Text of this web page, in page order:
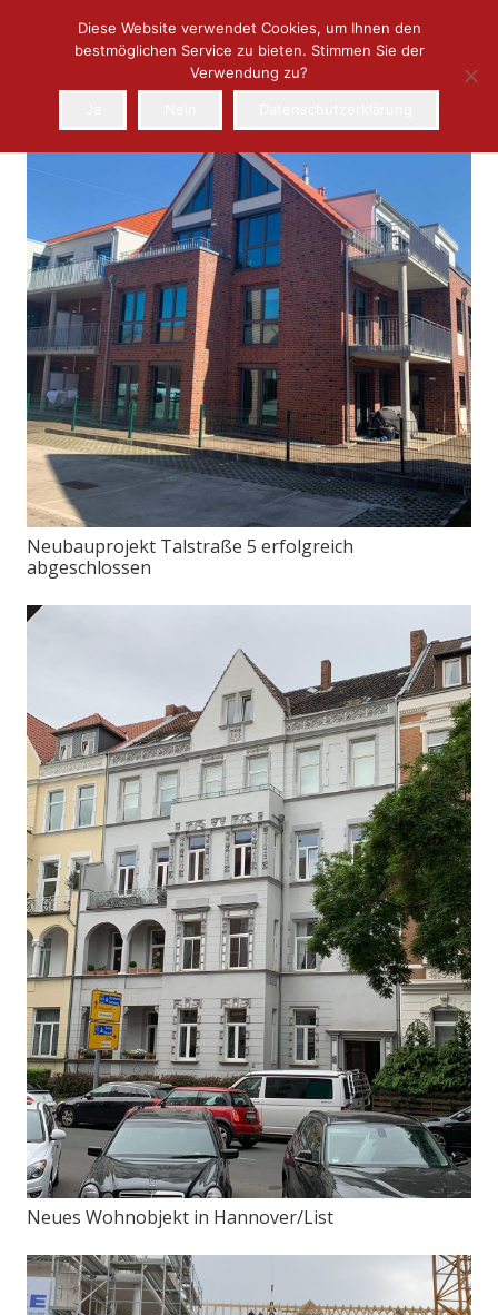
Neubauprojekt Talstraße 5 erfolgreich
abgeschlossen
Neues Wohnobjekt in Hannover/List
Diese Website verwendet Cookies, um Ihnen den
bestmöglichen Service zu bieten. Stimmen Sie der
Verwendung zu?